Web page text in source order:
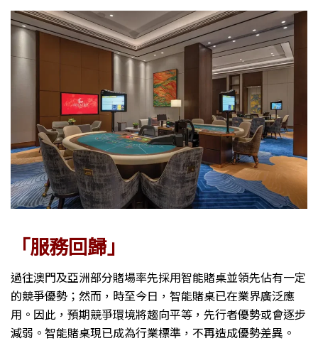
「服務回歸」
過往澳門及亞洲部分賭場率先採用智能賭桌並領先佔有一定
的競爭優勢；然而，時至今日，智能賭桌已在業界廣泛應
用。因此，預期競爭環境將趨向平等，先行者優勢或會逐步
減弱。智能賭桌現已成為行業標準，不再造成優勢差異。